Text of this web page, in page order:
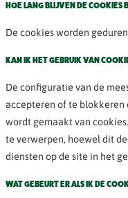
HOE LANG BLIJVEN DE COOKIES
De cookies worden
KAN IK HET GEBRUIK VAN
De configuratie van de
accepteren of te blokkeren
wordt gemaakt van
te verwerpen, hoewel dit
diensten op de site in het
WAT GEBEURT ER ALS IK DE